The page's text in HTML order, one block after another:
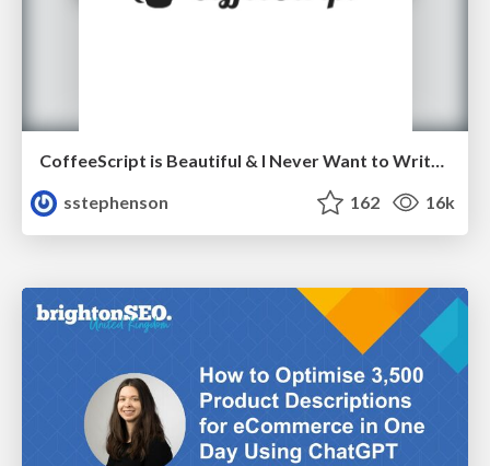
CoffeeScript is Beautiful & I Never Want to Write Plain JavaScript Again
sstephenson
162 16k